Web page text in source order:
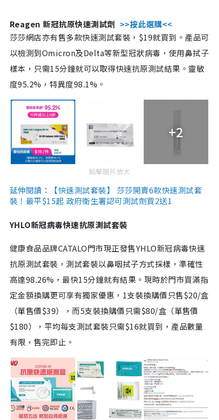
Reagen 新冠抗原快速測試劑 >>按此選購<<
莎莎網店亦有售多款快速測試套裝，$19就買到。產品可
以檢測到Omicron及Delta等新型冠狀病毒，使用鼻拭子
樣本，只需15分鐘就可以取得快速抗原測試結果。靈敏
度95.2%，特異度98.1%。
+2
點擊圖片放大
延伸閱讀：【快速測試套裝】 莎莎開賣6款快速測試套
裝！最平$15起 政府衛生署認可測試劑買2送1
YHLO新冠病毒快速抗原測試套裝
健康食品品牌CATALO門市現正發售YHLO新冠病毒快速
抗原測試套裝，測試套裝以鼻咽拭子方式採樣，準確性
高達98.26%，最快15分鐘就有結果。現時於門市買滿指
定金額換購更可享有獨家優惠，1支裝換購價只售$20/盒
（單售價$39），而5支裝換購價只需$80/盒（單售價
$180），平均每支測試套裝只需$16就買到，產品數量
有限，售完即止。